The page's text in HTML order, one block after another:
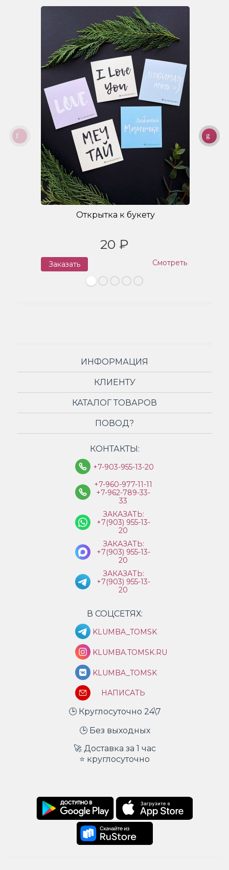
Открытка к букету
20 ₽
Заказать Смотреть
ИНФОРМАЦИЯ
КЛИЕНТУ
КАТАЛОГ ТОВАРОВ
ПОВОД?
КОНТАКТЫ:
+7-903-955-13-20
+7-960-977-11-11
+7-962-789-33-
33
ЗАКАЗАТЬ:
+7(903) 955-13-
20
ЗАКАЗАТЬ:
+7(903) 955-13-
20
ЗАКАЗАТЬ:
+7(903) 955-13-
20
В СОЦСЕТЯХ:
KLUMBA_TOMSK
KLUMBA.TOMSK.RU
KLUMBA_TOMSK
НАПИСАТЬ
🕒 Круглосуточно 24\7
🕒 Без выходных
🚀 Доставка за 1 час
⭐ круглосуточно